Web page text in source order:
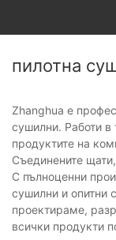
пилотна
Zhanghua е
сушилни. Работи в
продуктите на
Съединените
С пълноценни
сушилни и опитни
проектираме,
всички продукти